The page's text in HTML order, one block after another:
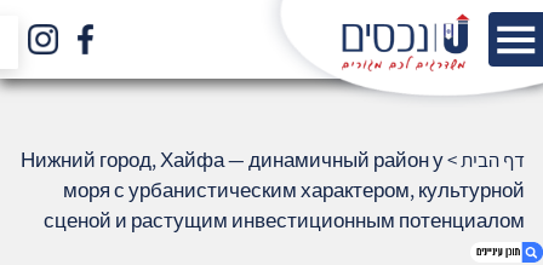
דף הבית>
Нижний город, Хайфа — динамичный район у
моря с урбанистическим характером, культурной
сценой и растущим инвестиционным потенциалом
(770)